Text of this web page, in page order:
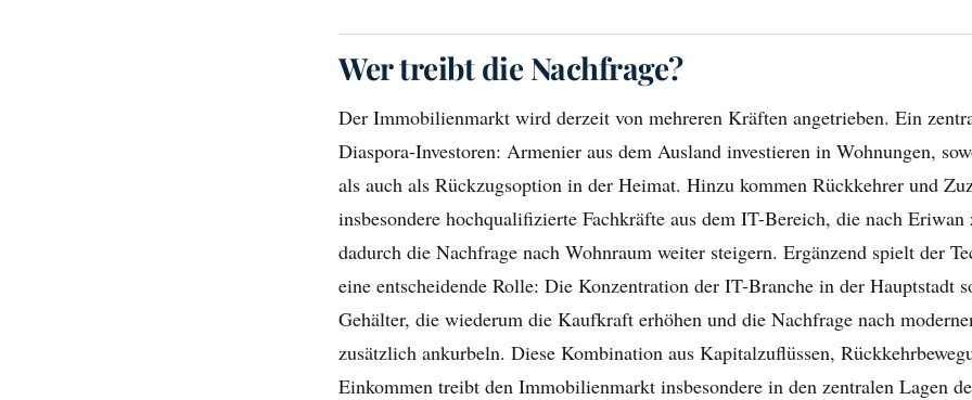
Wer treibt die Nachfrage?
Der Immobilienmarkt wird derzeit von mehreren Kräften angetrieben. Ein
Diaspora-Investoren: Armenier aus dem Ausland investieren in Wohnungen,
als auch als Rückzugsoption in der Heimat. Hinzu kommen Rückkehrer und
insbesondere hochqualifizierte Fachkräfte aus dem IT-Bereich, die nach Eriwan
dadurch die Nachfrage nach Wohnraum weiter steigern. Ergänzend spielt der
eine entscheidende Rolle: Die Konzentration der IT-Branche in der Hauptstadt
Gehälter, die wiederum die Kaufkraft erhöhen und die Nachfrage nach
zusätzlich ankurbeln. Diese Kombination aus Kapitalzuflüssen,
Einkommen treibt den Immobilienmarkt insbesondere in den zentralen Lagen